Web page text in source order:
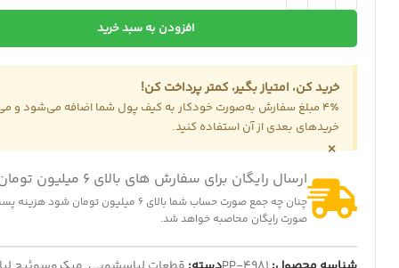
افزودن به سبد خرید
خرید کن، امتیاز بگیر، کمتر پرداخت کن!
4٪ مبلغ سفارش به‌صورت خودکار به کیف پول شما اضافه می‌شود و
خریدهای بعدی از آن استفاده کنید.
×
ارسال رایگان برای سفارش های بالای 6 میلیون تومان
چنان چه جمع صورت حساب شما بالای 6 میلیون تومان
صورت رایگان محاصبه خواهد شد.
322,000 تومان
قیمت عمده
-16%
المنت چای ساز بدون لبه
نمایش قیمت عمده